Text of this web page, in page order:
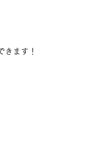
きます！